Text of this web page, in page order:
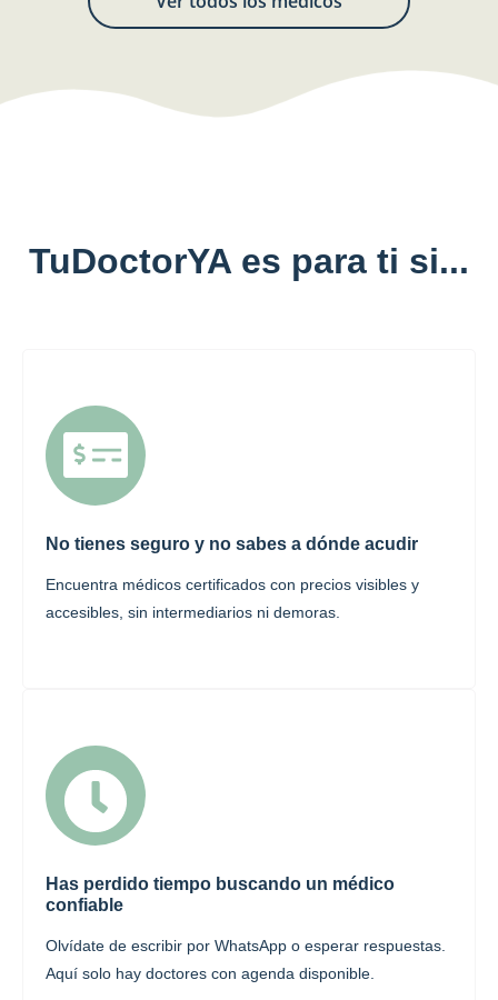
TuDoctorYA es para ti si...
No tienes seguro y no sabes a dónde acudir
Encuentra médicos certificados con precios visibles y
accesibles, sin intermediarios ni demoras.
Has perdido tiempo buscando un médico
confiable
Olvídate de escribir por WhatsApp o esperar respuestas.
Aquí solo hay doctores con agenda disponible.